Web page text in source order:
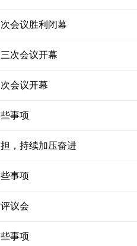
会议胜利闭幕
次会议开幕
会议开幕
事项
，持续加压奋进
事项
议会
事项